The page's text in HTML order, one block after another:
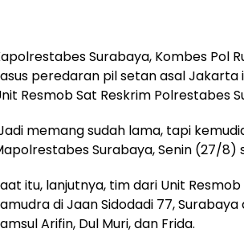
Surabaya, Kombes Pol
peredaran pil setan asal
Resmob Sat Reskrim Polrestabes
memang sudah lama, tapi
Surabaya, Senin (27/8)
itu, lanjutnya, tim dari Unit
di Jaan Sidodadi 77,
Arifin, Dul Muri, dan Frida.